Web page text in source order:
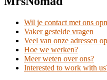
Wil je contact met ons
Vaker gestelde vragen
Veel van onze adressen
Hoe we werken?
Meer weten over ons?
Interested to work with